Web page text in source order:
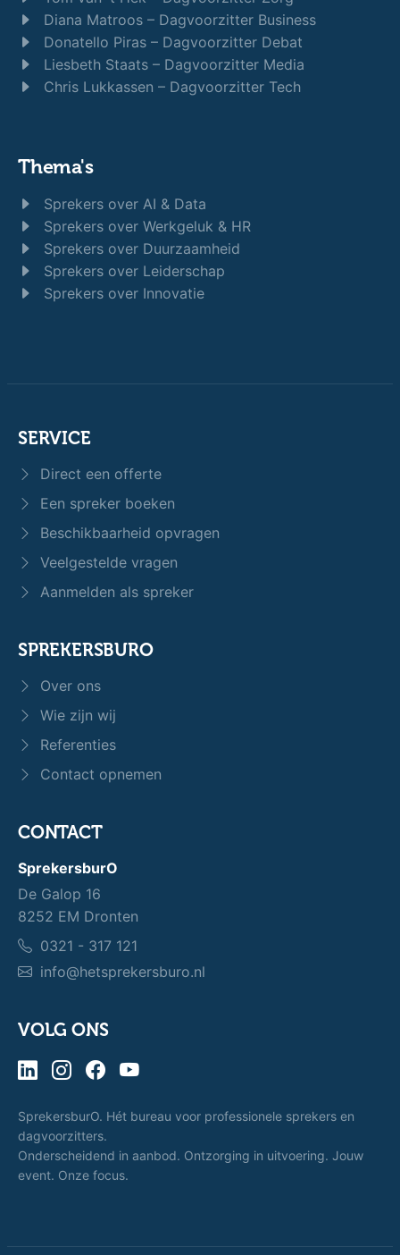
Diana Matroos – Dagvoorzitter Business
Donatello Piras – Dagvoorzitter Debat
Liesbeth Staats – Dagvoorzitter Media
Chris Lukkassen – Dagvoorzitter Tech
Thema's
Sprekers over AI & Data
Sprekers over Werkgeluk & HR
Sprekers over Duurzaamheid
Sprekers over Leiderschap
Sprekers over Innovatie
SERVICE
Direct een offerte
Een spreker boeken
Beschikbaarheid opvragen
Veelgestelde vragen
Aanmelden als spreker
SPREKERSBURO
Over ons
Wie zijn wij
Referenties
Contact opnemen
CONTACT
SprekersburO
De Galop 16
8252 EM Dronten
0321 - 317 121
info@hetsprekersburo.nl
VOLG ONS
SprekersburO. Hét bureau voor professionele sprekers en
dagvoorzitters.
Onderscheidend in aanbod. Ontzorging in uitvoering. Jouw
event. Onze focus.